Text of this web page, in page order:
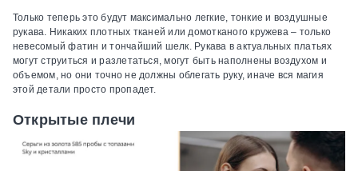
Только теперь это будут максимально легкие, тонкие и воздушные
рукава. Никаких плотных тканей или домотканого кружева – только
невесомый фатин и тончайший шелк. Рукава в актуальных платьях
могут струиться и разлетаться, могут быть наполнены воздухом и
объемом, но они точно не должны облегать руку, иначе вся магия
этой детали просто пропадет.
Открытые плечи